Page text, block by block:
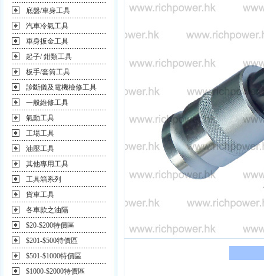
底盤/車身工具
汽車冷氣工具
車身扳金工具
起子/ 鉗類工具
板手/套筒工具
診斷儀及電機檢修工具
一般維修工具
氣動工具
工場工具
油壓工具
其他專用工具
工具箱系列
貨車工具
各車款之油隔
$20-$200特價區
$201-$500特價區
$501-$1000特價區
$1000-$2000特價區